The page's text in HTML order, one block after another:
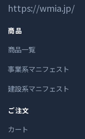
https://wmia.jp/
商品
商品一覧
事業系マニフェスト
建設系マニフェスト
ご注文
カート